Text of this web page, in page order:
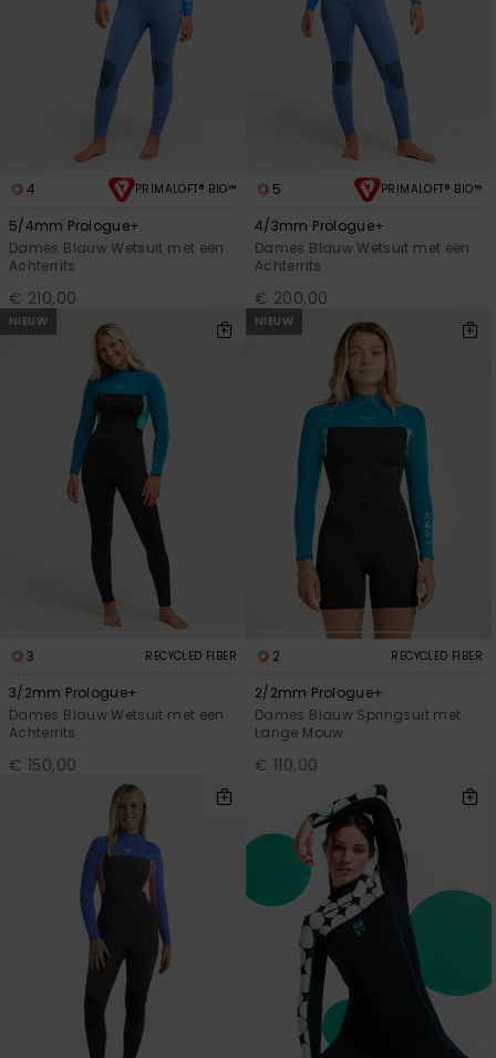
4 PRIMALOFT® BIO™
5/4mm Prologue+
Dames Blauw Wetsuit met een
Achterrits
€ 210,00
5 PRIMALOFT® BIO™
4/3mm Prologue+
Dames Blauw Wetsuit met een
Achterrits
€ 200,00
NIEUW
3 RECYCLED FIBER
3/2mm Prologue+
Dames Blauw Wetsuit met een
Achterrits
€ 150,00
NIEUW
2 RECYCLED FIBER
2/2mm Prologue+
Dames Blauw Springsuit met
Lange Mouw
€ 110,00